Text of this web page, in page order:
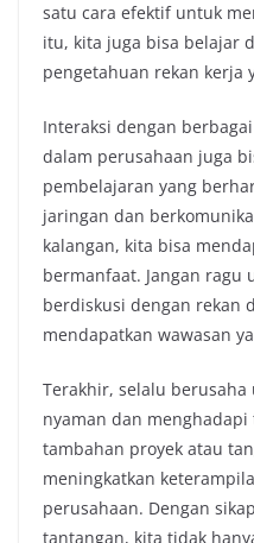
satu cara efektif untuk
itu, kita juga bisa belajar
pengetahuan rekan kerja
Interaksi dengan
dalam perusahaan juga
pembelajaran yang
jaringan dan
kalangan, kita bisa
bermanfaat. Jangan ragu
berdiskusi dengan rekan
mendapatkan wawasan
Terakhir, selalu
nyaman dan
tambahan proyek atau
meningkatkan
perusahaan. Dengan
tantangan, kita tidak